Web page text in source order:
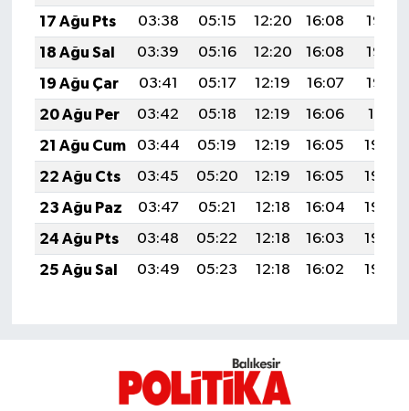
17 Ağu Pts
03:38 05:15 12:20 16:08
19:15
18 Ağu Sal
03:39 05:16 12:20 16:08
19:14
19 Ağu Çar
03:41 05:17 12:19 16:07
19:12
20 Ağu Per
03:42 05:18 12:19 16:06
19:11
21 Ağu Cum
03:44 05:19 12:19 16:05
19:09
22 Ağu Cts
03:45 05:20 12:19 16:05
19:08
23 Ağu Paz
03:47 05:21 12:18 16:04
19:06
24 Ağu Pts
03:48 05:22 12:18 16:03
19:05
25 Ağu Sal
03:49 05:23 12:18 16:02 19:03
SİYASET
Sındırgı
SPOR
Susurluk
TARİHTE BUGÜN